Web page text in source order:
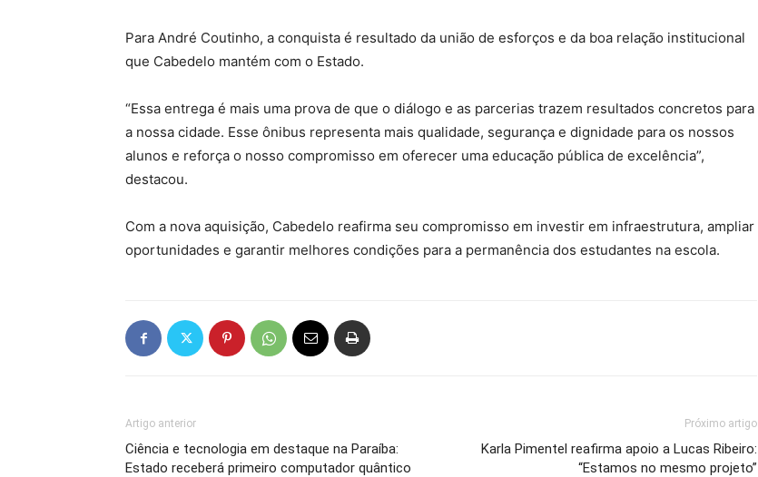
Para André Coutinho, a conquista é resultado da união de esforços e da boa relação institucional
que Cabedelo mantém com o Estado.
“Essa entrega é mais uma prova de que o diálogo e as parcerias trazem resultados concretos para
a nossa cidade. Esse ônibus representa mais qualidade, segurança e dignidade para os nossos
alunos e reforça o nosso compromisso em oferecer uma educação pública de excelência”,
destacou.
Com a nova aquisição, Cabedelo reafirma seu compromisso em investir em infraestrutura, ampliar
oportunidades e garantir melhores condições para a permanência dos estudantes na escola.
Artigo anterior
Ciência e tecnologia em destaque na Paraíba:
Estado receberá primeiro computador quântico
Próximo artigo
Karla Pimentel reafirma apoio a Lucas Ribeiro:
“Estamos no mesmo projeto”